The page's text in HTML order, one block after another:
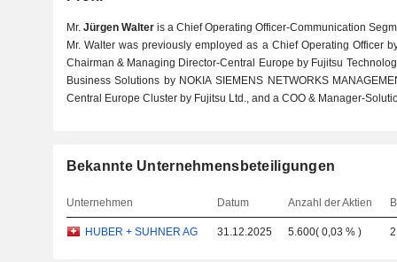
Mr. Jürgen Walteris a Chief Operating Officer-Communication
Mr. Walter was previously employed as a Chief Operating Officer
Chairman & Managing Director-Central Europe by Fujitsu
Business Solutions by NOKIA SIEMENS NETWORKS
Central Europe Cluster by Fujitsu Ltd., and a COO & Manager-
Bekannte Unternehmensbeteiligungen
Unternehmen Datum Anzahl der Aktien
HUBER + SUHNER AG 31.12.2025 5.600(0,03 % )